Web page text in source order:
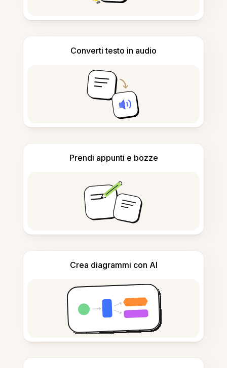
Converti testo in audio
Prendi appunti e bozze
Crea diagrammi con AI